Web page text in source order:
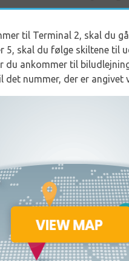
til Terminal 2, skal du
5, skal du følge skiltene til
du ankommer til
det nummer, der er